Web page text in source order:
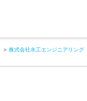
株式会社水工エンジニアリング